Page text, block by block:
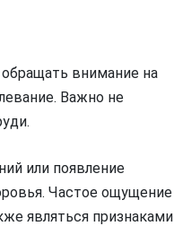
внимание на
Важно не
или появление
Частое ощущение
являться признаками